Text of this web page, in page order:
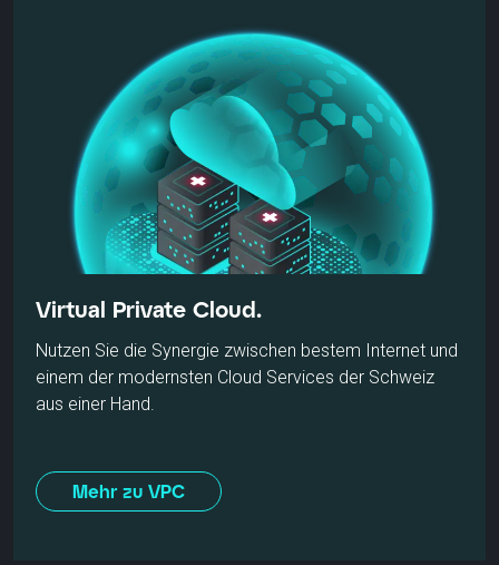
Virtual Private Cloud.
Nutzen Sie die Synergie zwischen bestem Internet und
einem der modernsten Cloud Services der Schweiz
aus einer Hand.
Mehr zu VPC